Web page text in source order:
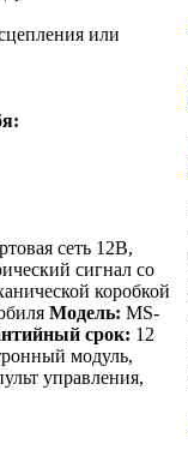
или
сеть 12В,
сигнал со
коробкой
Модель: MS-
срок: 12
модуль,
управления,